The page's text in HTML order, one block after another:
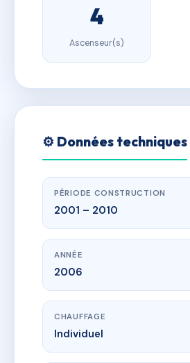
4
Ascenseur(s)
⚙️ Données techniques
PÉRIODE CONSTRUCTION
2001 – 2010
ANNÉE
2006
CHAUFFAGE
Individuel